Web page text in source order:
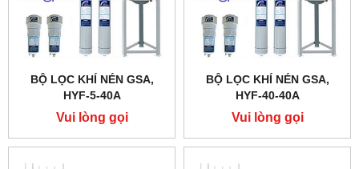
BỘ LỌC KHÍ NÉN GSA,
HYF-5-40A
Vui lòng gọi
BỘ LỌC KHÍ NÉN GSA,
HYF-40-40A
Vui lòng gọi